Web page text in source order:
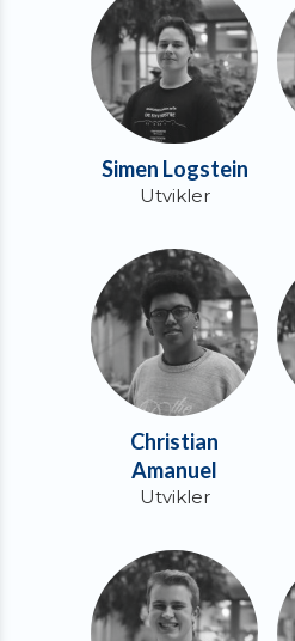
Simen Logstein
Utvikler
Christian
Amanuel
Utvikler